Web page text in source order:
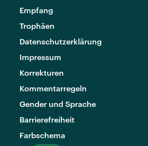
Empfang
Trophäen
Datenschutzerklärung
Impressum
Korrekturen
Kommentarregeln
Gender und Sprache
Barrierefreiheit
Farbschema